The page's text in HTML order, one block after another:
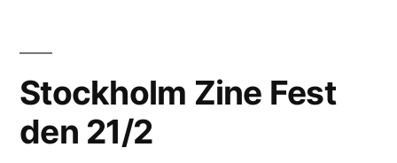
Stockholm Zine Fest
den 21/2